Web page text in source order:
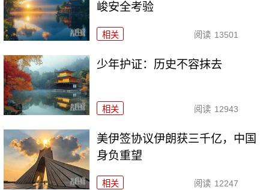
峻安全考验
相关 阅读 13501
少年护证：历史不容抹去
相关 阅读 12943
美伊签协议伊朗获三千亿，中国
身负重望
相关 阅读 12247